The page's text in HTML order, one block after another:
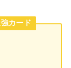
カード